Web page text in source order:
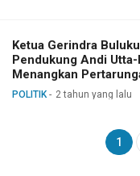
Ketua Gerindra
Pendukung Andi
Menangkan
POLITIK 2 tahun yang lalu
1